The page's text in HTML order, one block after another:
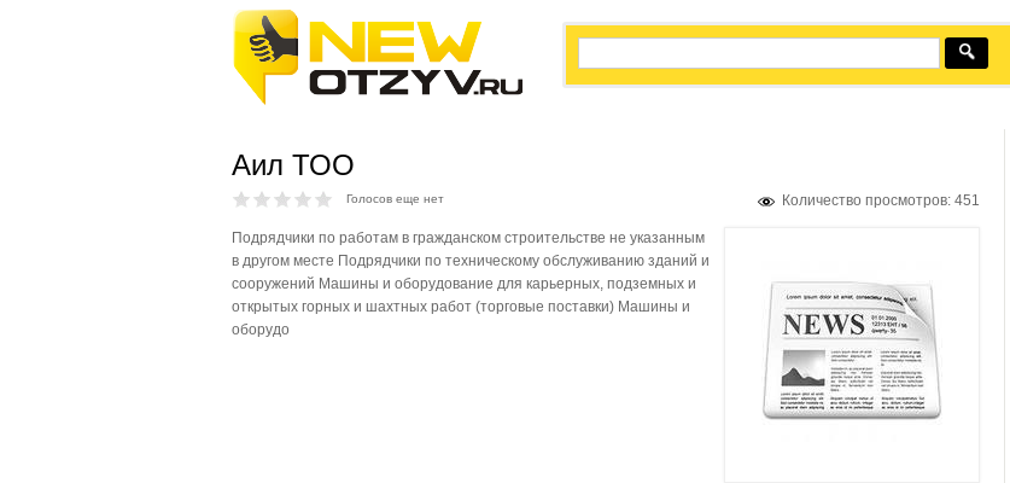
Аил ТОО
Количество просмотров: 451
Голосов еще нет
Подрядчики по работам в гражданском строительстве не указанным
в другом месте Подрядчики по техническому обслуживанию зданий и
сооружений Машины и оборудование для карьерных, подземных и
открытых горных и шахтных работ (торговые поставки) Машины и
оборудо